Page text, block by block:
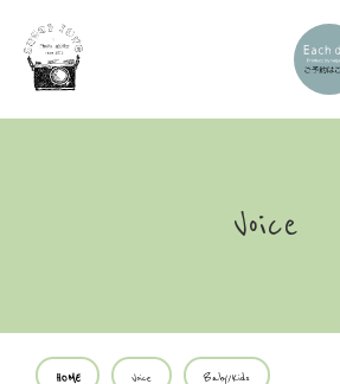
Voice
HOME Voice Baby/Kids